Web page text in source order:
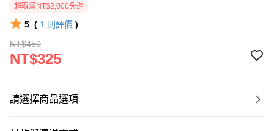
超取滿NT$2,000免運
5 ( 1 則評價 )
NT$450
NT$325
請選擇商品選項